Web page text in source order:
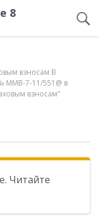
8
взносам В
ММВ-7-11/551@ в
взносам"
Читайте